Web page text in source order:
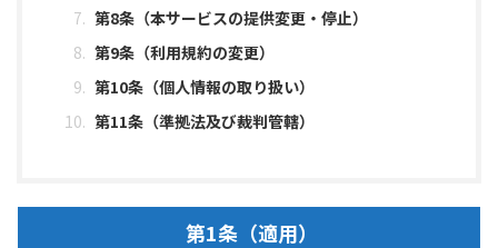
第8条（本サービスの提供変更・停止）
第9条（利用規約の変更）
第10条（個人情報の取り扱い）
第11条（準拠法及び裁判管轄）
第1条（適用）